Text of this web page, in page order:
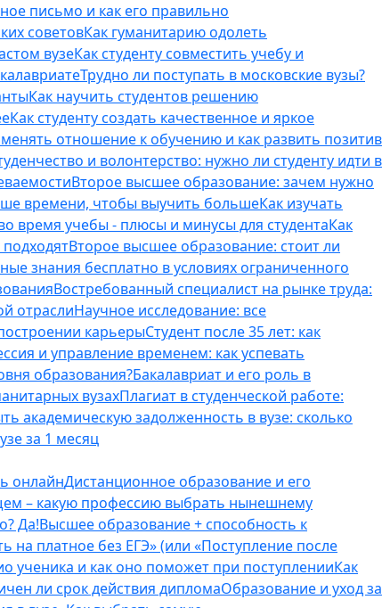
письмо и как его правильно
советовКак гуманитарию одолеть
вузеКак студенту совместить учебу и
Трудно ли поступать в московские вузы?
Как научить студентов решению
Как студенту создать качественное и яркое
отношение к обучению и как развить позитив
и волонтерство: нужно ли cтуденту идти в
Второе высшее образование: зачем нужно
времени, чтобы выучить большеКак изучать
время учебы - плюсы и минусы для студентаКак
Второе высшее образование: стоит ли
знания бесплатно в условиях ограниченного
Востребованный специалист на рынке труда:
отраслиНаучное исследование: все
карьерыСтудент после 35 лет: как
и управление временем: как успевать
образования?Бакалавриат и его роль в
вузахПлагиат в студенческой работе:
академическую задолженность в вузе: сколько
за 1 месяц
онлайнДистанционное образование и его
– какую профессию выбрать нынешнему
Да!Высшее образование + способность к
на платное без ЕГЭ» (или «Поступление после
ученика и как оно поможет при поступленииКак
ли срок действия дипломаОбразование и уход за